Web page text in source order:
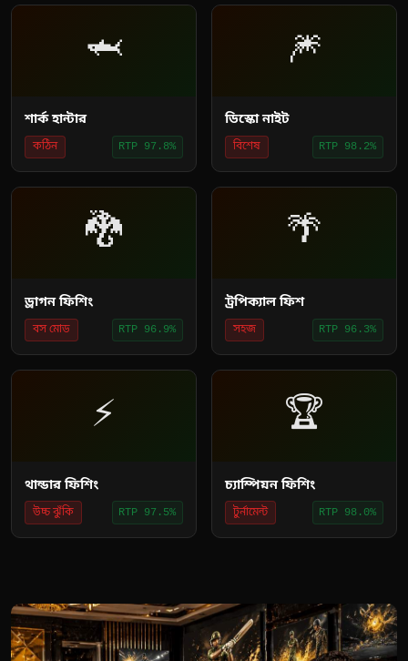
🦈
শার্ক হান্টার
কঠিন RTP 97.8%
🎆
ডিস্কো নাইট
বিশেষ RTP 98.2%
🐉
ড্রাগন ফিশিং
বস মোড RTP 96.9%
🌴
ট্রপিক্যাল ফিশ
সহজ RTP 96.3%
⚡
থান্ডার ফিশিং
উচ্চ ঝুঁকি RTP 97.5%
🏆
চ্যাম্পিয়ন ফিশিং
টুর্নামেন্ট RTP 98.0%